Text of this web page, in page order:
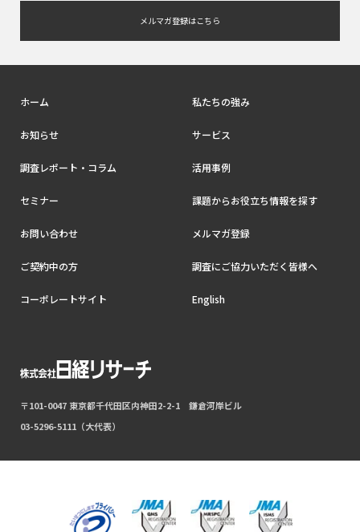
メルマガ登録はこちら
ホーム 私たちの強み
お知らせ サービス
調査レポート・コラム 活用事例
セミナー 課題からお役立ち情報を探す
お問い合わせ メルマガ登録
ご契約中の方 調査にご協力いただく皆様へ
コーポレートサイト English
〒101-0047 東京都千代田区内神田2-2-1 鎌倉河岸ビル
03-5296-5111（大代表）